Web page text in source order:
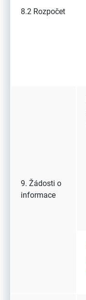
8.2 Rozpočet
9. Žádosti o
informace